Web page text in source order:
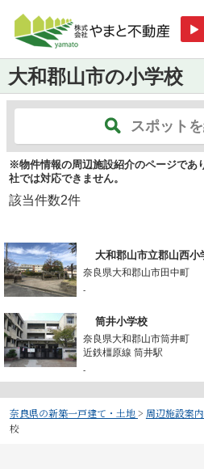
大和郡山市の小学校
スポット
※物件情報の周辺施設紹介のページであ
社では対応できません。
該当件数2件
大和郡山市立郡山西小
奈良県大和郡山市田中町
-
筒井小学校
奈良県大和郡山市筒井町
近鉄橿原線 筒井駅
-
奈良県の新築一戸建て・土地> 周辺施設案内
校